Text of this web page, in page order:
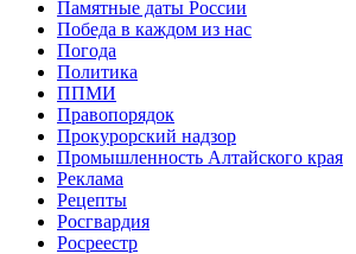
Памятные даты России
Победа в каждом из нас
Погода
Политика
ППМИ
Правопорядок
Прокурорский надзор
Промышленность Алтайского края
Реклама
Рецепты
Росгвардия
Росреестр